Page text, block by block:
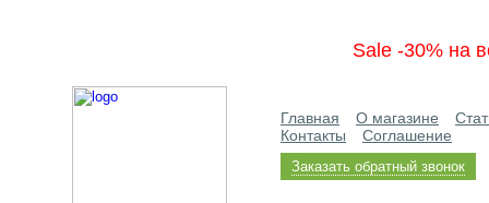
Sale -30% на
Главная О магазине
Контакты
Соглашение
Заказать обратный звонок